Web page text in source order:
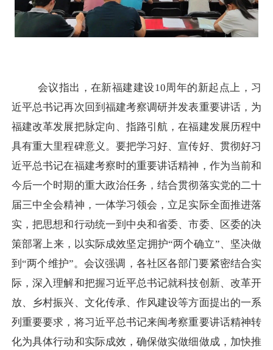
会议指出，在新福建建设10周年的新起点上，习
近平总书记再次回到福建考察调研并发表重要讲话，为
福建改革发展把脉定向、指路引航，在福建发展历程中
具有重大里程碑意义。要把学习好、宣传好、贯彻好习
近平总书记在福建考察时的重要讲话精神，作为当前和
今后一个时期的重大政治任务，结合贯彻落实党的二十
届三中全会精神，一体学习领会，立足实际全面推进落
实，把思想和行动统一到中央和省委、市委、区委的决
策部署上来，以实际成效坚定拥护“两个确立”、坚决做
到“两个维护”。会议强调，各社区各部门要紧密结合实
际，深入理解和把握习近平总书记就科技创新、改革开
放、乡村振兴、文化传承、作风建设等方面提出的一系
列重要要求，将习近平总书记来闽考察重要讲话精神转
化为具体行动和实际成效，确保做实做细做成，加快推